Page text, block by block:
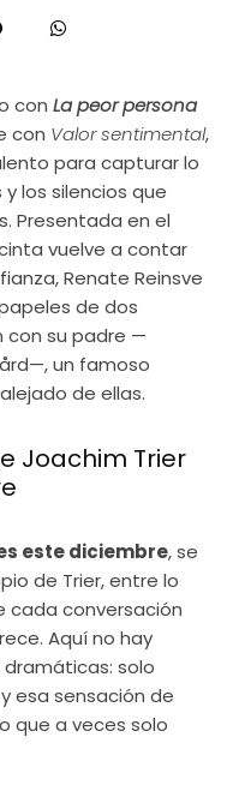
con La peor persona
con Valor sentimental,
para capturar lo
los silencios que
Presentada en el
vuelve a contar
Renate Reinsve
de dos
con su padre —
un famoso
de ellas.
Joachim Trier
este diciembre, se
de Trier, entre lo
cada conversación
Aquí no hay
solo
esa sensación de
que a veces solo